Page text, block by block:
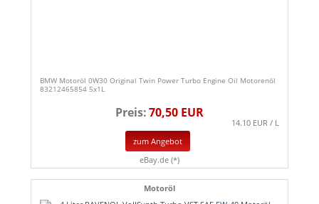
BMW Motoröl 0W30 Original Twin Power Turbo Engine Oil Motorenöl
83212465854 5x1L
Preis:70,50 EUR
14.10 EUR / L
zum Angebot
eBay.de (*)
Motoröl